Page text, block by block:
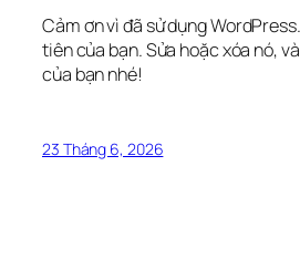
Cảm ơn vì đã sử dụng
tiên của bạn. Sửa hoặc xóa nó,
của bạn nhé!
23 Tháng 6, 2026